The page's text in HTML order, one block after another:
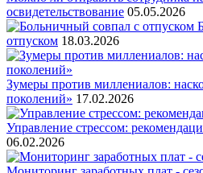
освидетельствование 05.05.2026
отпуском 18.03.2026
Зумеры против миллениалов:
поколений» 17.02.2026
Управление стрессом:
06.02.2026